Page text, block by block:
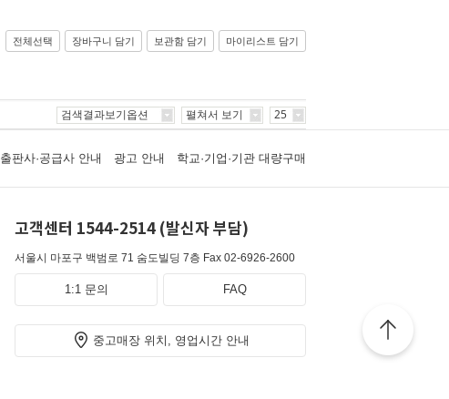
전체선택 장바구니 담기 보관함 담기 마이리스트 담기
검색결과보기옵션 펼쳐서 보기 25
출판사·공급사 안내 광고 안내 학교·기업·기관 대량구매
고객센터 1544-2514 (발신자 부담)
서울시 마포구 백범로 71 숨도빌딩 7층 Fax 02-6926-2600
1:1 문의 FAQ
중고매장 위치, 영업시간 안내